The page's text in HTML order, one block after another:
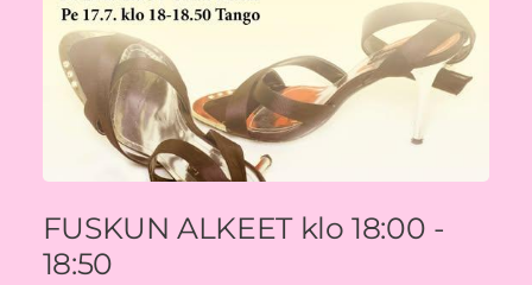
FUSKUN ALKEET klo 18:00 -
18:50